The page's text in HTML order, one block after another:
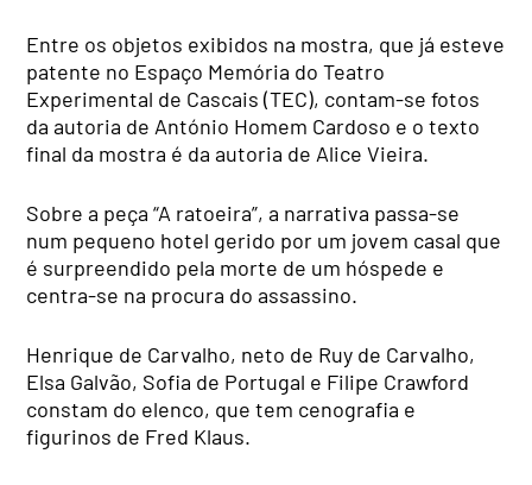
Entre os objetos exibidos na mostra, que já esteve
patente no Espaço Memória do Teatro
Experimental de Cascais (TEC), contam-se fotos
da autoria de António Homem Cardoso e o texto
final da mostra é da autoria de Alice Vieira.
Sobre a peça “A ratoeira”, a narrativa passa-se
num pequeno hotel gerido por um jovem casal que
é surpreendido pela morte de um hóspede e
centra-se na procura do assassino.
Henrique de Carvalho, neto de Ruy de Carvalho,
Elsa Galvão, Sofia de Portugal e Filipe Crawford
constam do elenco, que tem cenografia e
figurinos de Fred Klaus.